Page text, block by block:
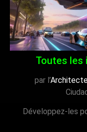
Toutes les
par l’
Développez-les